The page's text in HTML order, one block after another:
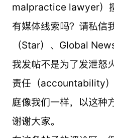
malpractice lawyer）
有媒体线索吗？请私
（Star）、Global
我发帖不是为了发泄怒
责任（accountability
庭像我们一样，以这种
谢谢大家。